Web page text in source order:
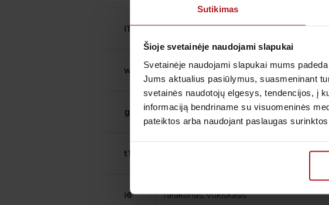
Sutikimas
Šioje svetainėje naudojami slapukai
Svetainėje naudojami slapukai mums
Jums aktualius pasiūlymus, suasmeninant
svetainės naudotojų elgesys, tendencijos, į
informaciją bendriname su visuomeninės
pateiktos arba naudojant paslaugas
i1 Bičių nuodai
w6 Paprastasis kietis
g6 Pašarinis motiejukas
t16
i6 Tarakonas, vokiškasis